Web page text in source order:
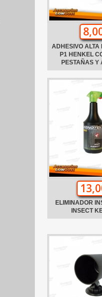
ADHESIVO ALTA
P1 HENKEL
PESTAÑAS Y
ELIMINADOR
INSECT